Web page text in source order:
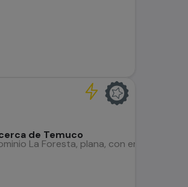
de Temuco
La Foresta, plana, con